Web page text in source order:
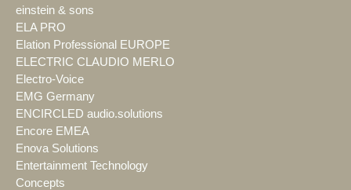
einstein & sons
ELA PRO
Elation Professional EUROPE
ELECTRIC CLAUDIO MERLO
Electro-Voice
EMG Germany
ENCIRCLED audio.solutions
Encore EMEA
Enova Solutions
Entertainment Technology
Concepts